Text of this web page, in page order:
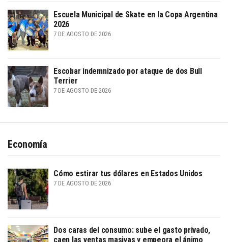
Escuela Municipal de Skate en la Copa Argentina
2026
7 DE AGOSTO DE 2026
Escobar indemnizado por ataque de dos Bull
Terrier
7 DE AGOSTO DE 2026
Economía
Cómo estirar tus dólares en Estados Unidos
7 DE AGOSTO DE 2026
Dos caras del consumo: sube el gasto privado,
caen las ventas masivas y empeora el ánimo